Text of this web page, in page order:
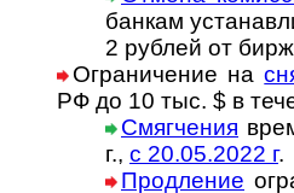
банкам
2 руб­лей от
Ограничение на
РФ до 10 тыс. $ в
Смягчения
г., с 20.05.2022 г.
Продление